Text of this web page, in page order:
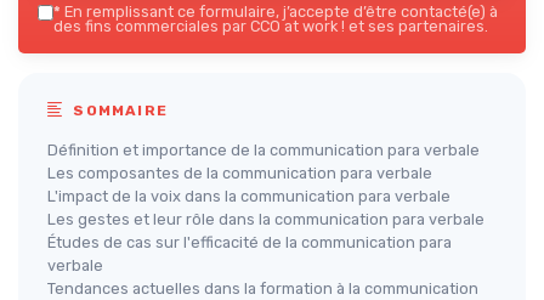
* En remplissant ce formulaire, j’accepte d’être contacté(e) à
des fins commerciales par CCO at work ! et ses partenaires.
SOMMAIRE
Définition et importance de la communication para verbale
Les composantes de la communication para verbale
L'impact de la voix dans la communication para verbale
Les gestes et leur rôle dans la communication para verbale
Études de cas sur l'efficacité de la communication para
verbale
Tendances actuelles dans la formation à la communication